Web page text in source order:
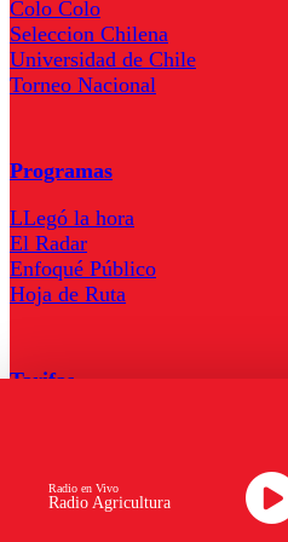
Radio Agricultura
Radio en Vivo
Colo Colo
Seleccion Chilena
Universidad de Chile
Torneo Nacional
Programas
LLegó la hora
El Radar
Enfoqué Público
Hoja de Ruta
Tarifas